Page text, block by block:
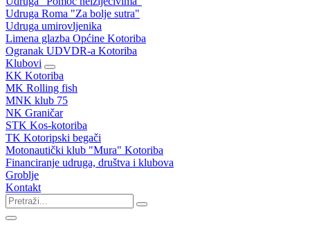
Udruga Roma "Za bolje sutra"
Udruga umirovljenika
Limena glazba Općine Kotoriba
Ogranak UDVDR-a Kotoriba
Klubovi
KK Kotoriba
MK Rolling fish
MNK klub 75
NK Graničar
STK Kos-kotoriba
TK Kotoripski begači
Motonautički klub "Mura" Kotoriba
Financiranje udruga, društva i klubova
Groblje
Kontakt